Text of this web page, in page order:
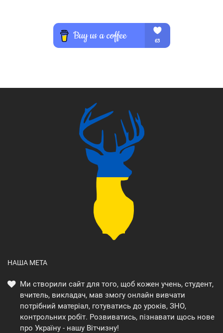
НАША МЕТА
Ми створили сайт для того, щоб кожен учень, студент,
вчитель, викладач, мав змогу онлайн вивчати
потрібний матеріал, готуватись до уроків, ЗНО,
контрольних робіт. Розвиватись, пізнавати щось нове
про Україну - нашу Вітчизну!